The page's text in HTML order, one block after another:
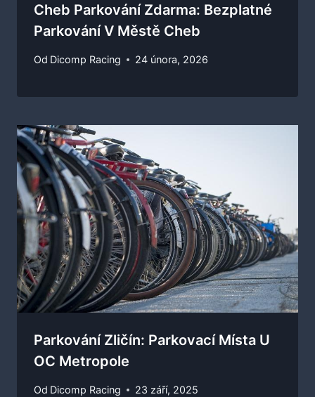
Cheb Parkování Zdarma: Bezplatné
Parkování V Městě Cheb
Od Dicomp Racing 24 února, 2026
Parkování Zličín: Parkovací Místa U
OC Metropole
Od Dicomp Racing 23 září, 2025